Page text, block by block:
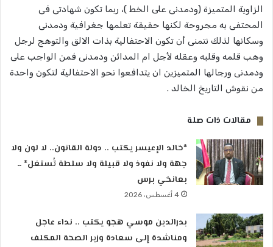
الزاوية المتميزة (ودمدنى على الخط )، ربما تكون شهادتى فى
المحتفى به مجروحة لكنها حقيقة تعلمها جغرافية ودمدنى
وسكانها لذلك نتمنى أن تكون الاحتفالية بذات الالق والتوهج لرجل
وهب قلمه وقلبه وعقله لأجل ام المدائن ودمدنى فمن الواجب على
ودمدنى ورجالها المتميزين ان يتدافعوا نحو الاحتفالية لتكون واحدة
من نقوش التاريخ الخالد .
مقالات ذات صلة
*خالد الإعيسر يكتب .. دولة القانون.. لا لون ولا
جهة ولا نفوذ ولا قبيلة ولا سلطة تُستغل* ــ
بعانخي برس
4 أغسطس، 2026
بدرالدين موسي هجو يكتب .. نداء عاجل
ومناشدة إلى سعادة وزير الصحة المكلف